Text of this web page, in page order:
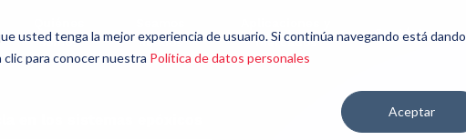
usted tenga la mejor experiencia de usuario. Si continúa navegando está dando
clic para conocer nuestra Política de datos personales
Aceptar
somos
aliados
mercados
Contáctenos